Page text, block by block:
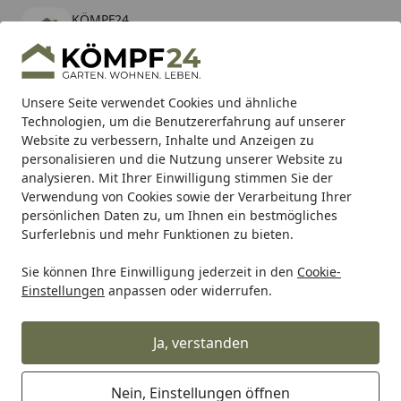
Unsere Seite verwendet Cookies und ähnliche
Technologien, um die Benutzererfahrung auf unserer
Website zu verbessern, Inhalte und Anzeigen zu
personalisieren und die Nutzung unserer Website zu
analysieren. Mit Ihrer Einwilligung stimmen Sie der
Verwendung von Cookies sowie der Verarbeitung Ihrer
persönlichen Daten zu, um Ihnen ein bestmögliches
Surferlebnis und mehr Funktionen zu bieten.
Sie können Ihre Einwilligung jederzeit in den Cookie-
Einstellungen anpassen oder widerrufen.
Ja, verstanden
Nein, Einstellungen öffnen
KÖMPF24
kostenlos - Im App Store
Hotline
Alle Produkte
Mein Konto
Suchen
Karibu Pools inkl. gratis Sandfilteranlage & Pool-
Starterset (Gesamtwert bis 468,99€)
Startseite
Grill Grillzubehör Grillkörbe, Rippchen- & Geflügelhalter
Weber Deluxe Gemüsekorb - klein,